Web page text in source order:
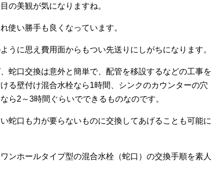
の美観が気になりますね。
使い勝手も良くなっています。
うに思え費用面からもつい先送りにしがちになります。
蛇口交換は意外と簡単で、配管を移設するなどの工事を
る壁付け混合水栓なら1時間、シンクのカウンターの穴
ら2～3時間ぐらいでできるものなのです。
蛇口も力が要らないものに交換してあげることも可能に
ンホールタイプ型の混合水栓（蛇口）の交換手順を素人